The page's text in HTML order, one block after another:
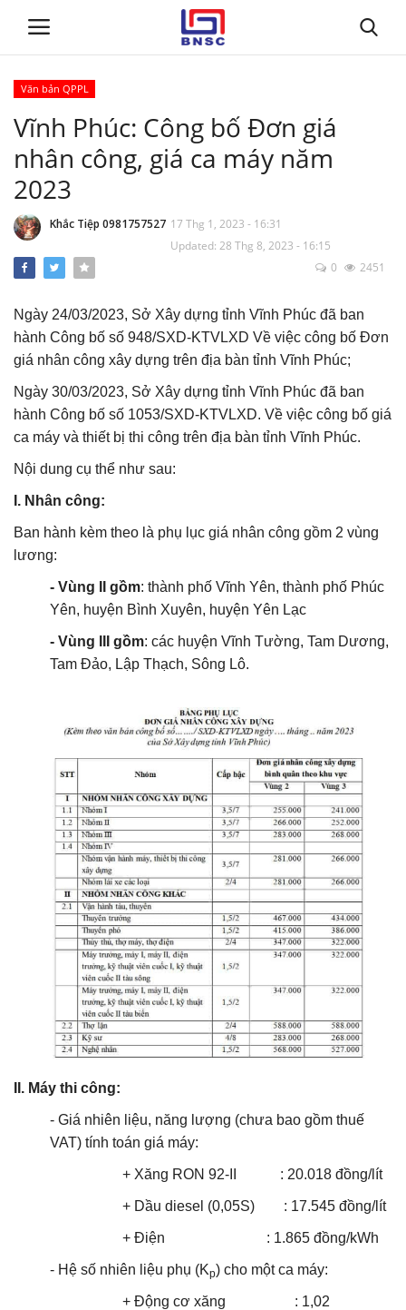
Trang chủ
Tin tức
Tư vấn
Đào Tạo
Văn bản QPPL
Vĩnh Phúc: Công bố Đơn giá
nhân công, giá ca máy năm
2023
Khắc Tiệp 0981757527 17 Thg 1, 2023 - 16:31
Updated: 28 Thg 8, 2023 - 16:15
0
2451
Ngày 24/03/2023, Sở Xây dựng tỉnh Vĩnh Phúc đã ban
hành Công bố số 948/SXD-KTVLXD Về việc công bố Đơn
giá nhân công xây dựng trên địa bàn tỉnh Vĩnh Phúc;
Ngày 30/03/2023, Sở Xây dựng tỉnh Vĩnh Phúc đã ban
hành Công bố số 1053/SXD-KTVLXD. Về việc công bố giá
ca máy và thiết bị thi công trên địa bàn tỉnh Vĩnh Phúc.
Nội dung cụ thể như sau:
I. Nhân công:
Ban hành kèm theo là phụ lục giá nhân công gồm 2 vùng
lương:
- Vùng II gồm: thành phố Vĩnh Yên, thành phố Phúc
Yên, huyện Bình Xuyên, huyện Yên Lạc
- Vùng III gồm: các huyện Vĩnh Tường, Tam Dương,
Tam Đảo, Lập Thạch, Sông Lô.
II. Máy thi công:
- Giá nhiên liệu, năng lượng (chưa bao gồm thuế
VAT) tính toán giá máy:
+ Xăng RON 92-II : 20.018 đồng/lít
+ Dầu diesel (0,05S) : 17.545 đồng/lít
+ Điện : 1.865 đồng/kWh
- Hệ số nhiên liệu phụ (Kp) cho một ca máy:
+ Động cơ xăng : 1,02